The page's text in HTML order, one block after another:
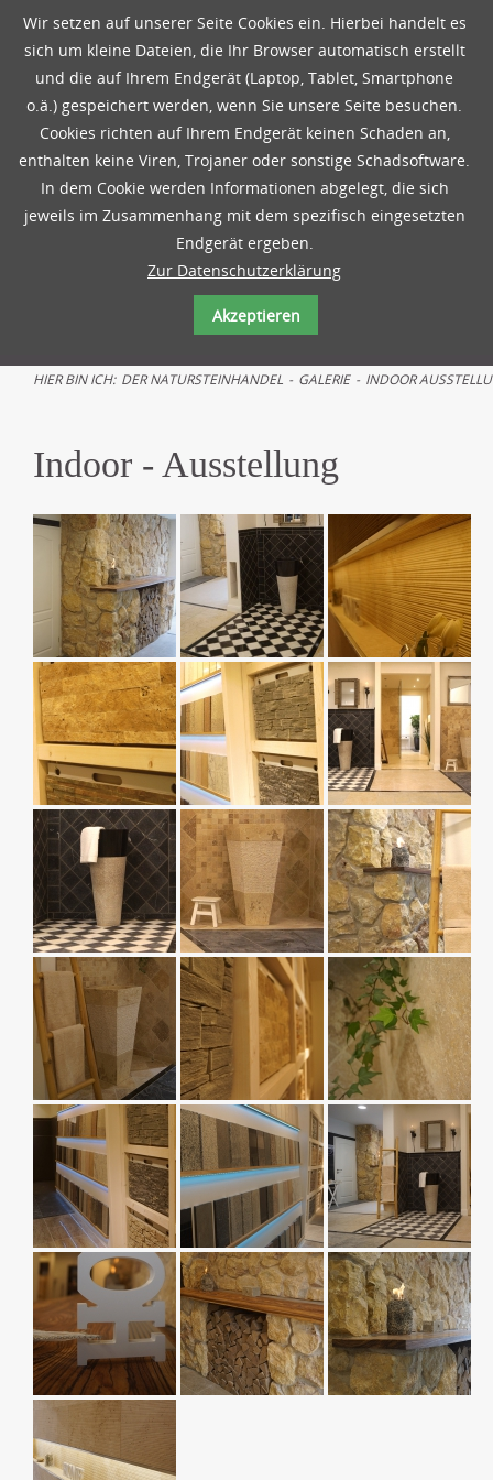
HIER BIN ICH: DER NATURSTEINHANDEL - GALERIE - INDOOR
Indoor - Ausstellung
Wir setzen auf unserer Seite Cookies ein. Hierbei handelt es
sich um kleine Dateien, die Ihr Browser automatisch erstellt
und die auf Ihrem Endgerät (Laptop, Tablet, Smartphone
o.ä.) gespeichert werden, wenn Sie unsere Seite besuchen.
Cookies richten auf Ihrem Endgerät keinen Schaden an,
enthalten keine Viren, Trojaner oder sonstige Schadsoftware.
In dem Cookie werden Informationen abgelegt, die sich
jeweils im Zusammenhang mit dem spezifisch eingesetzten
Endgerät ergeben.
Zur Datenschutzerklärung
Akzeptieren